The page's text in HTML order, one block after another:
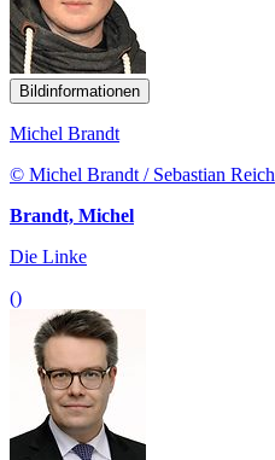
Bildinformationen
Michel Brandt
© Michel Brandt / Sebastian Reich
Brandt, Michel
Die Linke
()